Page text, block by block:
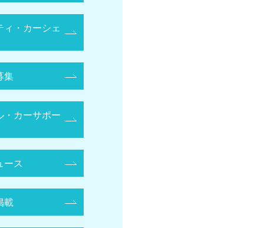
ィ・カーシェ
集
・カーサポー
ース
載